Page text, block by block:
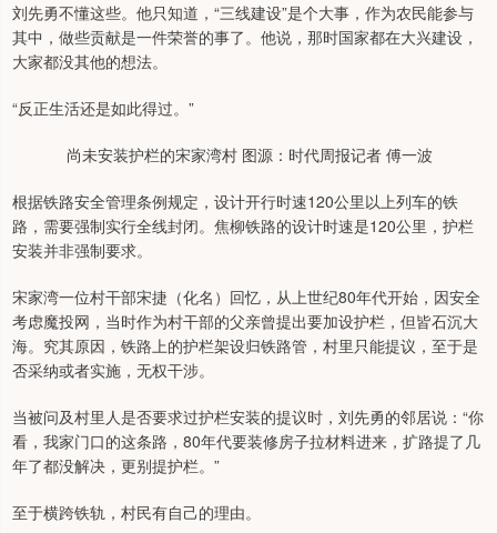
刘先勇不懂这些。他只知道，“三线建设”是个大事，作为农民能参与
其中，做些贡献是一件荣誉的事了。他说，那时国家都在大兴建设，
大家都没其他的想法。
“反正生活还是如此得过。”
尚未安装护栏的宋家湾村 图源：时代周报记者 傅一波
根据铁路安全管理条例规定，设计开行时速120公里以上列车的铁
路，需要强制实行全线封闭。焦柳铁路的设计时速是120公里，护栏
安装并非强制要求。
宋家湾一位村干部宋捷（化名）回忆，从上世纪80年代开始，因安全
考虑魔投网，当时作为村干部的父亲曾提出要加设护栏，但皆石沉大
海。究其原因，铁路上的护栏架设归铁路管，村里只能提议，至于是
否采纳或者实施，无权干涉。
当被问及村里人是否要求过护栏安装的提议时，刘先勇的邻居说：“你
看，我家门口的这条路，80年代要装修房子拉材料进来，扩路提了几
年了都没解决，更别提护栏。”
至于横跨铁轨，村民有自己的理由。